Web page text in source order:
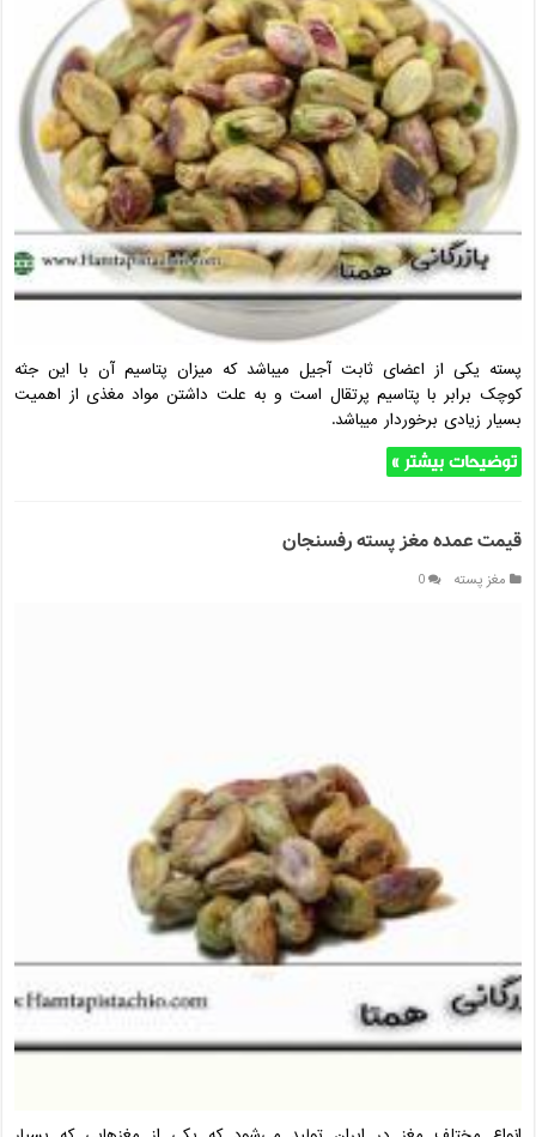
پسته یکی از اعضای ثابت آجیل میباشد که میزان پتاسیم آن با این جثه
کوچک برابر با پتاسیم پرتقال است و به علت داشتن مواد مغذی از اهمیت
بسیار زیادی برخوردار میباشد.
توضیحات بیشتر »
قیمت عمده مغز پسته رفسنجان
مغز پسته 0